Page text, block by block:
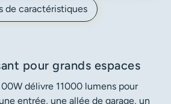
de caractéristiques
pour grands espaces
délivre 11000 lumens pour
entrée, une allée de garage, un